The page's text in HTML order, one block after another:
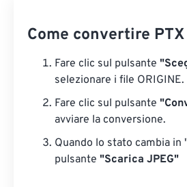
Come convertire
Fare clic sul pulsante
selezionare i file ORIGINE.
Fare clic sul pulsante
avviare la conversione.
Quando lo stato cambia in
pulsante "Scarica JPEG"